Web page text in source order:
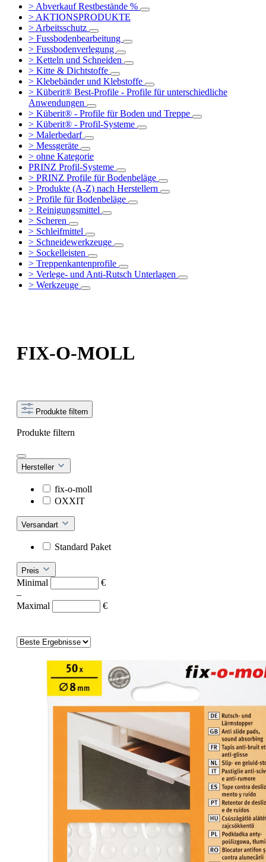
> Abverkauf Restbestände %
> AKTIONSPRODUKTE
> Arbeitsschutz
> Fussbodenbearbeitung
> Fussbodenverlegung
> Ketteln und Schneiden
> Kitte & Dichtstoffe
> Klebebänder und Klebstoffe
> Küberit® Best-Profile - Profile für unterschiedliche
Anwendungen
> Küberit® - Profile für Boden und Treppe
> Küberit® - Profil-Systeme
> Malerbedarf
> Messgeräte
> ohne Kategorie
PRINZ Profil-Systeme
> PRINZ Profile für Bodenbeläge
> Produkte (A-Z) nach Herstellern
> Profile für Bodenbeläge
> Reinigungsmittel
> Scheren
> Schleifmittel
> Schneidewerkzeuge
> Sockelleisten
> Treppenkantenprofile
> Verlege- und Anti-Rutsch Unterlagen
> Werkzeuge
FIX-O-MOLL
Produkte filtern
Produkte filtern
Hersteller
fix-o-moll
OXXIT
Versandart
Standard Paket
Preis
Minimal
€
–
Maximal
€